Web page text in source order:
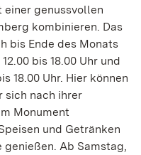
einer genussvollen
kombinieren. Das
bis Ende des Monats
bis 18.00 Uhr und
18.00 Uhr. Hier können
sich nach ihrer
Monument
und Getränken
Ab Samstag,